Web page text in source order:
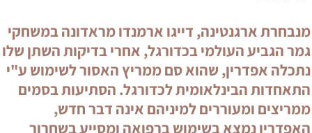
מנבחרת ארגנטינה, דייגו ארמנדו מראדונה במשחקי
גמר הגביע העולמי בכדורגל, אחרי בדיקות השתן שלו
נתכלה אפדרין, שהוא סם ממריץ האסור לשימוש ע"י
התאחדות הבינלאומית לכדורגל. הסתיעות בסמים
ממריצים ומעוררים למיניהם אינה דבר חדש,
האפדרין נמצא בשימוש ברפואה ומסייע בשחרור